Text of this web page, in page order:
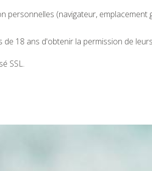
(navigateur,
18 ans d'obtenir la permission de
SSL.